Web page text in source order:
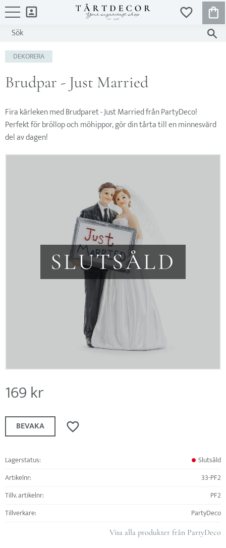
FAVORITER
DEKORERA
Brudpar - Just Married
Fira kärleken med Brudparet - Just Married från PartyDeco!
Perfekt för bröllop och möhippor, gör din tårta till en minnesvärd
del av dagen!
SLUTSÅLD
169kr
Lägg till i favoriter
BEVAKA
Lagerstatus
Slutsåld
Artikelnr
33-PF2
Tillv. artikelnr
PF2
Tillverkare
PartyDeco
Visa alla produkter från PartyDeco